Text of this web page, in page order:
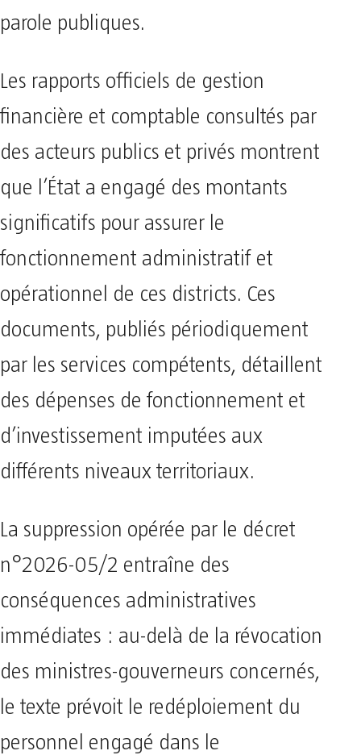
parole publiques.
Les rapports officiels de gestion
financière et comptable consultés par
des acteurs publics et privés montrent
que l’État a engagé des montants
significatifs pour assurer le
fonctionnement administratif et
opérationnel de ces districts. Ces
documents, publiés périodiquement
par les services compétents, détaillent
des dépenses de fonctionnement et
d’investissement imputées aux
différents niveaux territoriaux.
La suppression opérée par le décret
n°2026-05/2 entraîne des
conséquences administratives
immédiates : au-delà de la révocation
des ministres-gouverneurs concernés,
le texte prévoit le redéploiement du
personnel engagé dans le